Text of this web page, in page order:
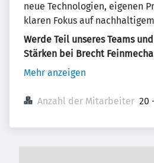
neue Technologien, eigenen
klaren Fokus auf
Werde Teil unseres Teams
Stärken bei Brecht
Mehr anzeigen
Anzahl der Mitarbeiter 20